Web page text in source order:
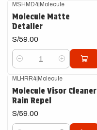
MSHMD4|Molecule
Molecule Matte
Detailer
S/59.00
Cantidad
MLHRR4|Molecule
Molecule Visor Cleaner
Rain Repel
S/59.00